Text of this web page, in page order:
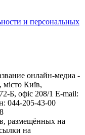
и персональных
онлайн-медиа -
Київ,
офіс 208/1 E-mail:
044-205-43-00
размещённых на
на